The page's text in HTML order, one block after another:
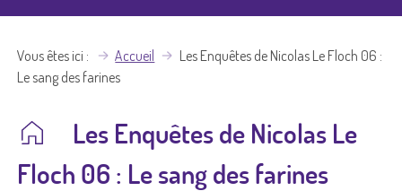
Vous êtes ici Accueil
Les Enquêtes de Nicolas Le Floch 06 :
Le sang des farines
Les Enquêtes de Nicolas Le
Floch 06 : Le sang des farines